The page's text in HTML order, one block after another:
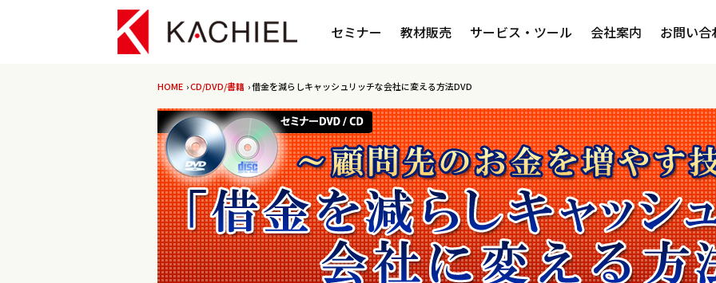
セミナー 教材販売 サービス・ツール 会社案内 お問い合
HOME ›CD/DVD/書籍 › 借金を減らしキャッシュリッチな会社に変える方法DVD